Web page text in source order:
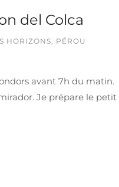
del Colca
HORIZONS, PÉROU
avant 7h du matin.
Je prépare le petit